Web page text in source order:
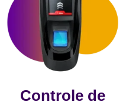
Controle de